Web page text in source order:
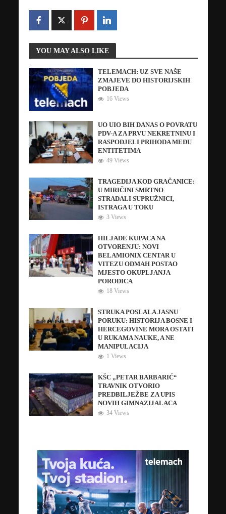
YOU MAY ALSO LIKE
TELEMACH: UZ SVE NAŠE
ZMAJEVE DO HISTORIJSKIH
POBJEDA
16 Views
UO UIO BIH DANAS O POVRATU
PDV-A ZA PRVU NEKRETNINU I
RASPODJELI PRIHODA MEĐU
ENTITETIMA
49 Views
TRAGEDIJA KOD GRAČANICE:
U MIRIČINI SMRTNO
STRADALI SUPRUŽNICI,
ISTRAGA U TOKU
3 Views
HILJADE KUPACA NA
OTVORENJU: NOVI
BELAMIONIX CENTAR U
VITEZU ODMAH POSTAO
MJESTO OKUPLJANJA
PORODICA
18 Views
STRUKA POSLALA JASNU
PORUKU: HISTORIJA BOSNE I
HERCEGOVINE MORA OSTATI
U RUKAMA NAUKE, A NE
MANIPULACIJA
1 Views
KŠC „PETAR BARBARIĆ“
TRAVNIK OTVORIO
PREDBILJEŽBE ZA UPIS
NOVIH GIMNAZIJALACA
34 Views